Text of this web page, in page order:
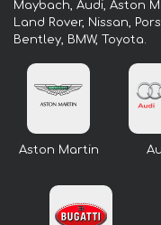
Maybach, Audi, Aston
Land Rover, Nissan,
Bentley, BMW, Toyota.
Aston Martin